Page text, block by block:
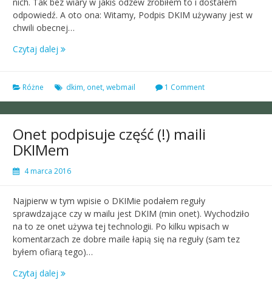
odpowiedź. A oto ona: Witamy, Podpis DKIM używany jest w
chwili obecnej…
Czytaj dalej
Różne dkim, onet,webmail 1 Comment
Onet podpisuje część (!) maili
DKIMem
4 marca 2016
Najpierw w tym wpisie o DKIMie podałem reguły
sprawdzające czy w mailu jest DKIM (min onet). Wychodziło
na to ze onet używa tej technologii. Po kilku wpisach w
komentarzach ze dobre maile łapią się na reguły (sam tez
byłem ofiarą tego)…
Czytaj dalej